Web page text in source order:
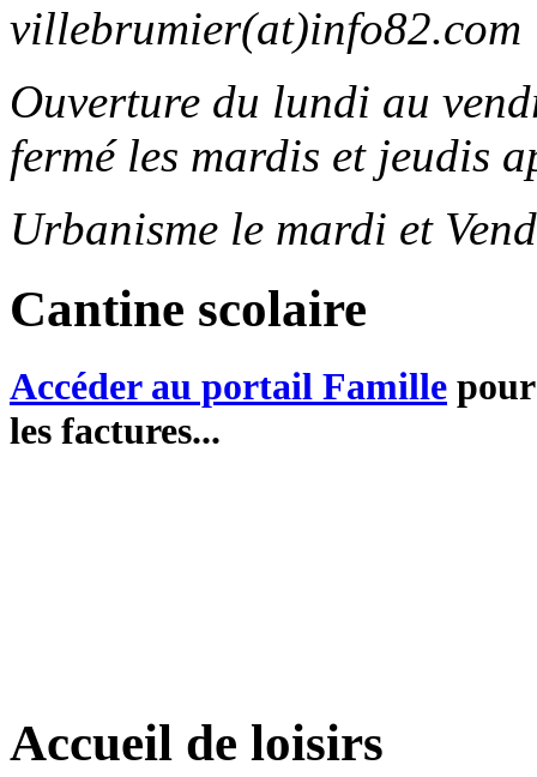
villebrumier(at)info82.com
Ouverture du lundi au
fermé les mardis et jeudis
Urbanisme le mardi et
Cantine scolaire
Accéder au portail Famille
les factures...
Accueil de loisirs